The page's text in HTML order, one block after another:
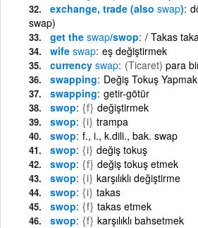
exchange, trade (also swap)
swap)
get the swap/swop / Takas
wife swap eş değiştirmek
currency swap (Ticaret) para
swapping Değiş Tokuş Yapmak
swapping getir-götür
swop {f} değiştirmek
swop {i} trampa
swop f., i., k.dili., bak. swap
swop {i} değiş tokuş
swop {f} değiş tokuş etmek
swop {i} karşılıklı değiştirme
swop {i} takas
swop {f} takas etmek
swop {f} karşılıklı bahsetmek